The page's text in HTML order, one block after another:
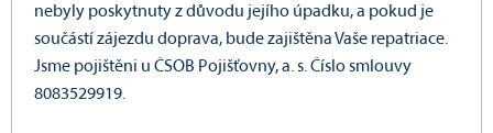
nebyly poskytnuty z důvodu jejího úpadku, a pokud je
součástí zájezdu doprava, bude zajištěna Vaše repatriace.
Jsme pojištěni u ČSOB Pojišťovny, a. s. Číslo smlouvy
8083529919.